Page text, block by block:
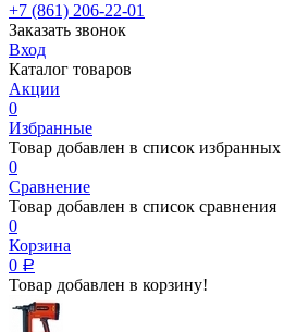
+7 (861) 206-22-01
Заказать звонок
Вход
Каталог товаров
Акции
0
Избранные
Товар добавлен в список избранных
0
Сравнение
Товар добавлен в список сравнения
0
Корзина
0 Р
Товар добавлен в корзину!